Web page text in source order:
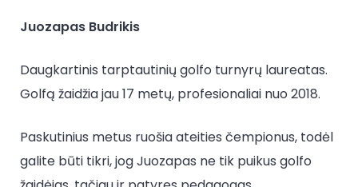
Juozapas Budrikis
Daugkartinis tarptautinių golfo turnyrų laureatas.
Golfą žaidžia jau 17 metų, profesionaliai nuo 2018.
Paskutinius metus ruošia ateities čempionus, todėl
galite būti tikri, jog Juozapas ne tik puikus golfo